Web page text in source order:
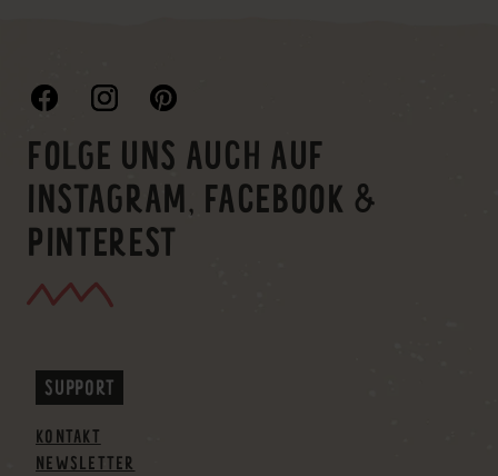
FOLGE UNS AUCH AUF
INSTAGRAM, FACEBOOK &
PINTEREST
SUPPORT
KONTAKT
NEWSLETTER